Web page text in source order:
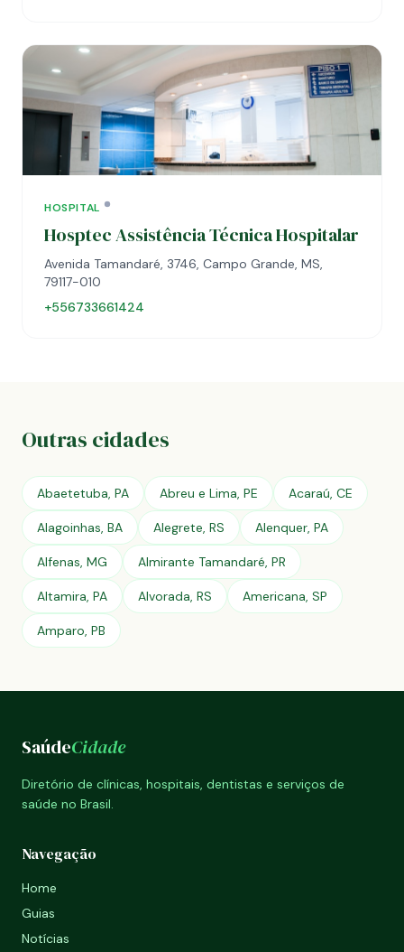
HOSPITAL
Hosptec Assistência Técnica Hospitalar
Avenida Tamandaré, 3746, Campo Grande, MS,
79117-010
+556733661424
Outras cidades
Abaetetuba, PA Abreu e Lima, PE Acaraú, CE
Alagoinhas, BA Alegrete, RS Alenquer, PA
Alfenas, MG Almirante Tamandaré, PR
Altamira, PA Alvorada, RS Americana, SP
Amparo, PB
SaúdeCidade
Diretório de clínicas, hospitais, dentistas e serviços de
saúde no Brasil.
Navegação
Home
Guias
Notícias